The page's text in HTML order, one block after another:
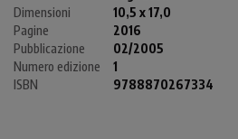
Dimensioni
10,5 x 17,0
Pagine
2016
Pubblicazione
02/2005
Numero edizione
1
ISBN
9788870267334